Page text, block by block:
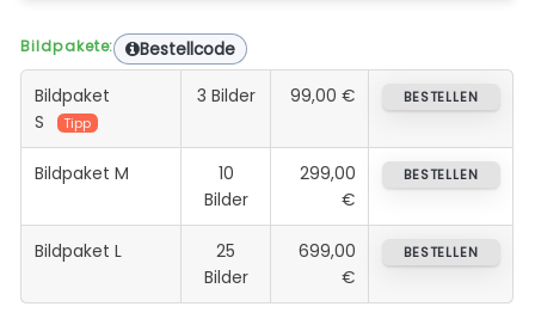
Bildpakete: Bestellcode
Bildpaket
S
Tipp
3 Bilder 99,00 € BESTELLEN
Bildpaket M
10
Bilder
299,00
€
BESTELLEN
Bildpaket L
25
Bilder
699,00
€
BESTELLEN